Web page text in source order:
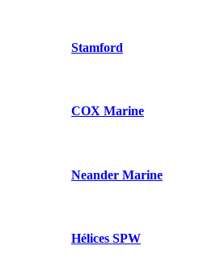
Stamford
COX Marine
Neander Marine
Hélices SPW